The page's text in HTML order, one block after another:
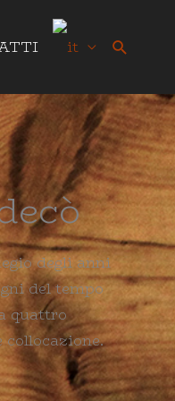
Cerca
degli anni
del tempo
quattro